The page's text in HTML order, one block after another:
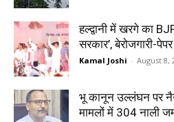
हल्द्वानी में खरगे का
सरकार’, बेरोजगारी-
Kamal Joshi - August 8,
भू कानून उल्लंघन पर
मामलों में 304 नाली